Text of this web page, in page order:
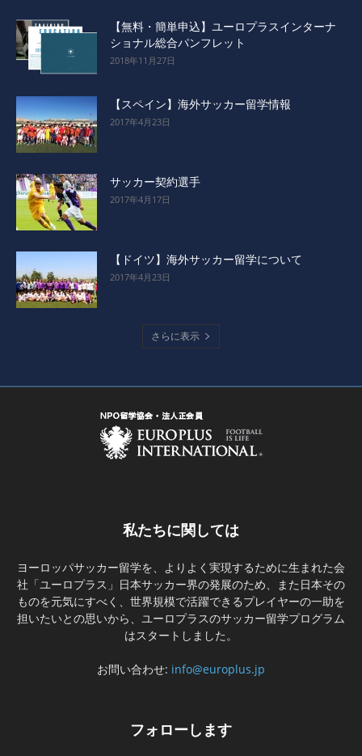
【無料・簡単申込】ユーロプラスインターナ
ショナル総合パンフレット
2018年11月27日
【スペイン】海外サッカー留学情報
2017年4月23日
サッカー契約選手
2017年4月17日
【ドイツ】海外サッカー留学について
2017年4月23日
さらに表示
私たちに関しては
ヨーロッパサッカー留学を、よりよく実現するために生まれた会
社「ユーロプラス」日本サッカー界の発展のため、また日本その
ものを元気にすべく、世界規模で活躍できるプレイヤーの一助を
担いたいとの思いから、ユーロプラスのサッカー留学プログラム
はスタートしました。
お問い合わせ: info@europlus.jp
フォローします